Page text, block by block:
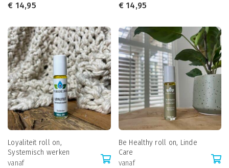
€ 14,95 €14,95
Loyaliteit roll on,
Systemisch werken
vanaf
Be Healthy roll on, Linde
Care
vanaf